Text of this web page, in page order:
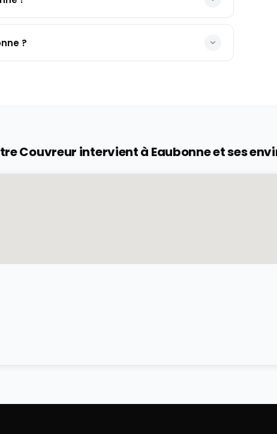
?
Couvreur intervient à Eaubonneet ses